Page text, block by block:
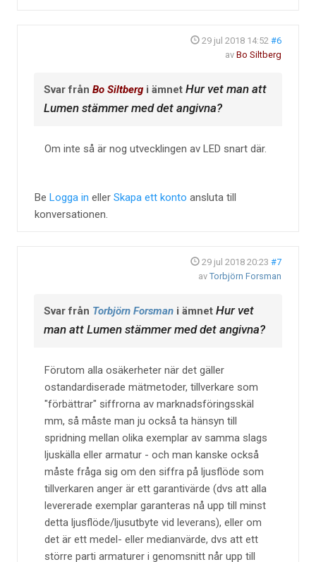
29 jul 2018 14:52 #6
av Bo Siltberg
Svar från Bo Siltberg i ämnet Hur vet man att
Lumen stämmer med det angivna?
Om inte så är nog utvecklingen av LED snart där.
Be Logga in eller Skapa ett konto ansluta till
konversationen.
29 jul 2018 20:23 #7
av Torbjörn Forsman
Svar från Torbjörn Forsman i ämnet Hur vet
man att Lumen stämmer med det angivna?
Förutom alla osäkerheter när det gäller
ostandardiserade mätmetoder, tillverkare som
"förbättrar" siffrorna av marknadsföringsskäl
mm, så måste man ju också ta hänsyn till
spridning mellan olika exemplar av samma slags
ljuskälla eller armatur - och man kanske också
måste fråga sig om den siffra på ljusflöde som
tillverkaren anger är ett garantivärde (dvs att alla
levererade exemplar garanteras nå upp till minst
detta ljusflöde/ljusutbyte vid leverans), eller om
det är ett medel- eller medianvärde, dvs att ett
större parti armaturer i genomsnitt når upp till